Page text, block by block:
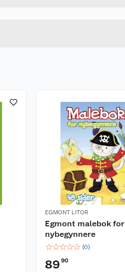
EGMONT LITOR
Egmont malebok for
nybegynnere
☆☆☆☆☆ (0)
89 90